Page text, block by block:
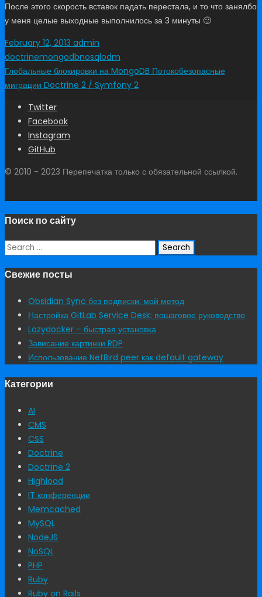
После этого скорость вставок падать перестала, и то что занялбо
у меня целые выходные выполнилось за 3 минуты 🙂
February 12, 2013 admin
doctrinemongodbnosqlodm
Глобальные блокировки на MongoDB Потокобезопасные
миграции Doctrine 2 / Symfony 2
Twitter
Facebook
Instagram
GitHub
© 2010 - 2023 Перепечатка только с обязательной ссылкой.
Поиск по сайту
Search
Свежие посты
Obsidian Sync без подписки: мой метод
Настройка GitLab Service Desk: пошаговое руководство
Lazydocker – быстрая установка
Зависание картинки RDP
Использование NetBird peer как default gateway
Категории
AI
CMS
CSS
Doctrine
Doctrine 2
Highload
IT конференции
Memcached
MySQL
NodeJS
NoSQL
PHP
Ruby
Ruby on Rails